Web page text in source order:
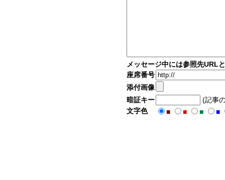
メッセージ中には参照先URL
座席番号
添付画像
暗証キー
(記事
文字色
■ ■ ■ ■